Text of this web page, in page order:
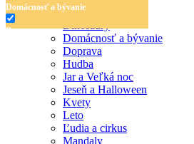
Domácnosť a bývanie
Doprava
Jar a Veľká noc
Jeseň a Halloween
Abeceda a čísla
Domácnosť a bývanie
Doprava
Hudba
Jar a Veľká noc
Jeseň a Halloween
Kvety
Leto
Ľudia a cirkus
Mandaly